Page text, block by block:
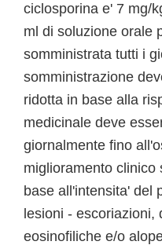
ciclosporina e' 7 mg/
ml di soluzione orale
somministrata tutti i
somministrazione
ridotta in base alla
medicinale deve
giornalmente fino
miglioramento clinico
base all'intensita' del
lesioni -
eosinofiliche e/o